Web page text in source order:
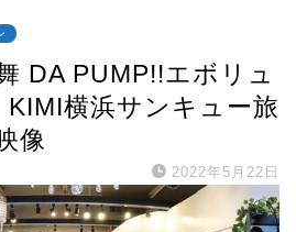
DA PUMP!!エボリュ
横浜サンキュー旅
像
2022年5月22日